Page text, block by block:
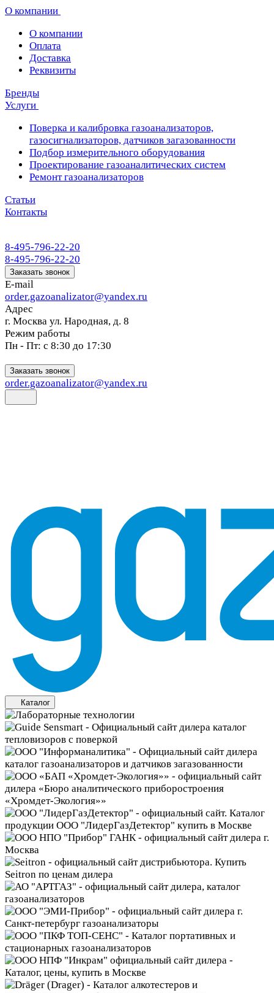
О компании
О компании
Оплата
Доставка
Реквизиты
Бренды
Услуги
Поверка и калибровка газоанализаторов,
газосигнализаторов, датчиков загазованности
Подбор измерительного оборудования
Проектирование газоаналитических систем
Ремонт газоанализаторов
Статьи
Контакты
8-495-796-22-20
8-495-796-22-20
Заказать звонок
E-mail
order.gazoanalizator@yandex.ru
Адрес
г. Москва ул. Народная, д. 8
Режим работы
Пн - Пт: с 8:30 до 17:30
Заказать звонок
order.gazoanalizator@yandex.ru
Каталог